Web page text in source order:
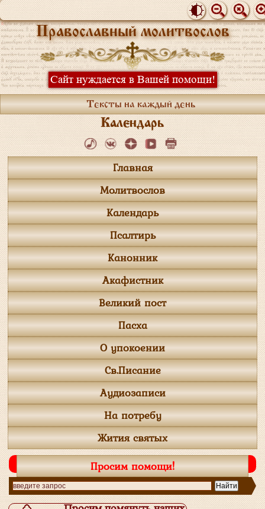
Православный молитвослов
Сайт нуждается в Вашей помощи!
Тексты на каждый день
Календарь
Главная
Молитвослов
Календарь
Псалтирь
Канонник
Акафистник
Великий пост
Пасха
О упокоении
Св.Писание
Аудиозаписи
На потребу
Жития святых
Просим помощи!